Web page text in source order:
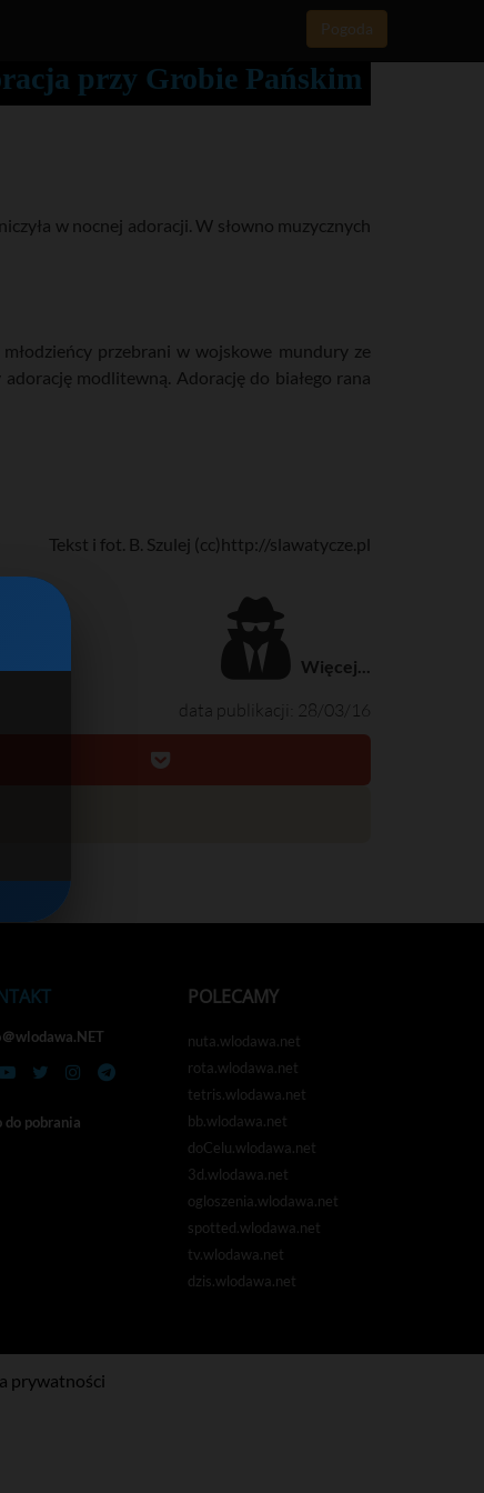
Pogoda
przy Grobie Pańskim
w nocnej adoracji. W słowno muzycznych
przebrani w wojskowe mundury ze
modlitewną. Adorację do białego rana
Tekst i fot. B. Szulej (cc)http://slawatycze.pl
Więcej...
data publikacji: 28/03/16
wlodawa.NET
do pobrania
POLECAMY
nuta.wlodawa.net
rota.wlodawa.net
tetris.wlodawa.net
bb.wlodawa.net
doCelu.wlodawa.net
3d.wlodawa.net
ogloszenia.wlodawa.net
spotted.wlodawa.net
tv.wlodawa.net
dzis.wlodawa.net
prywatności